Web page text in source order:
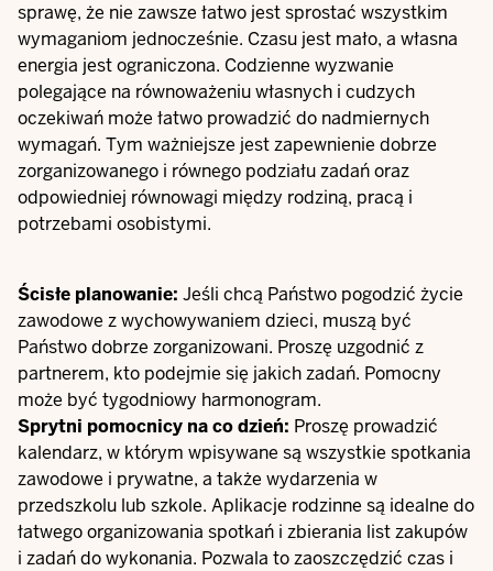
sprawę, że nie zawsze łatwo jest sprostać wszystkim
wymaganiom jednocześnie. Czasu jest mało, a własna
energia jest ograniczona. Codzienne wyzwanie
polegające na równoważeniu własnych i cudzych
oczekiwań może łatwo prowadzić do nadmiernych
wymagań. Tym ważniejsze jest zapewnienie dobrze
zorganizowanego i równego podziału zadań oraz
odpowiedniej równowagi między rodziną, pracą i
potrzebami osobistymi.
Ścisłe planowanie: Jeśli chcą Państwo pogodzić życie
zawodowe z wychowywaniem dzieci, muszą być
Państwo dobrze zorganizowani. Proszę uzgodnić z
partnerem, kto podejmie się jakich zadań. Pomocny
może być tygodniowy harmonogram.
Sprytni pomocnicy na co dzień: Proszę prowadzić
kalendarz, w którym wpisywane są wszystkie spotkania
zawodowe i prywatne, a także wydarzenia w
przedszkolu lub szkole. Aplikacje rodzinne są idealne do
łatwego organizowania spotkań i zbierania list zakupów
i zadań do wykonania. Pozwala to zaoszczędzić czas i